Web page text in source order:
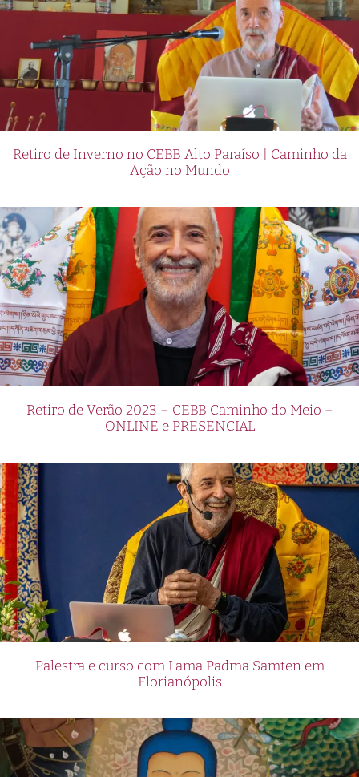
Retiro de Inverno no CEBB Alto Paraíso | Caminho da
Ação no Mundo
Retiro de Verão 2023 – CEBB Caminho do Meio –
ONLINE e PRESENCIAL
Palestra e curso com Lama Padma Samten em
Florianópolis